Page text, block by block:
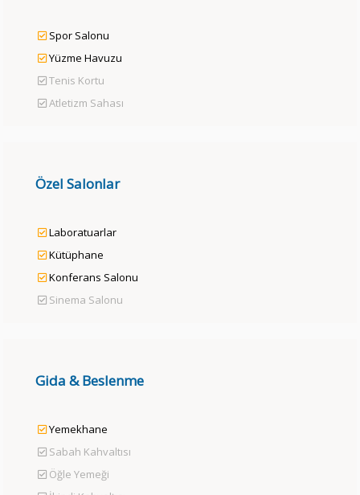
Spor Salonu
Yüzme Havuzu
Tenis Kortu
Atletizm Sahası
Özel Salonlar
Laboratuarlar
Kütüphane
Konferans Salonu
Sinema Salonu
Gida & Beslenme
Yemekhane
Sabah Kahvaltısı
Öğle Yemeği